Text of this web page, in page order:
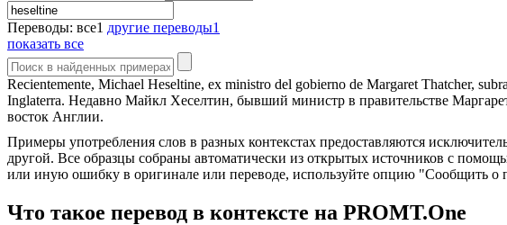
Переводы: все1 другие переводы1
показать все
Recientemente, Michael Heseltine, ex ministro del gobierno de Margaret Thatcher,
Inglaterra. Недавно Майкл Хеселтин, бывший министр в правительстве
восток Англии.
Примеры употребления слов в разных контекстах предоставляются
другой. Все образцы собраны автоматически из открытых источников с
или иную ошибку в оригинале или переводе, используйте опцию "Сообщить о
Что такое перевод в контексте на PROMT.One